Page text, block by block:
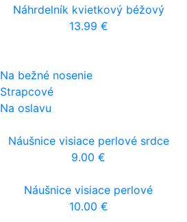
Náhrdelník kvietkový béžový
13.99 €
Na bežné nosenie
Strapcové
Na oslavu
Náušnice visiace perlové srdce
9.00 €
Náušnice visiace perlové
10.00 €